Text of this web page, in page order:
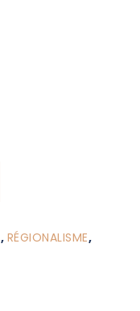
, RÉGIONALISME,